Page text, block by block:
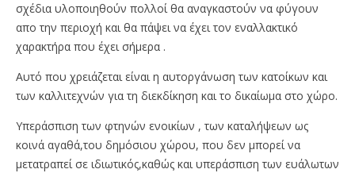
σχέδια υλοποιηθούν πολλοί θα αναγκαστούν να φύγουν
απο την περιοχή και θα πάψει να έχει τον εναλλακτικό
χαρακτήρα που έχει σήμερα .
Αυτό που χρειάζεται είναι η αυτοργάνωση των κατοίκων και
των καλλιτεχνών για τη διεκδίκηση και το δικαίωμα στο χώρο.
Υπεράσπιση των φτηνών ενοικίων , των καταλήψεων ως
κοινά αγαθά,του δημόσιου χώρου, που δεν μπορεί να
μετατραπεί σε ιδιωτικός,καθώς και υπεράσπιση των ευάλωτων